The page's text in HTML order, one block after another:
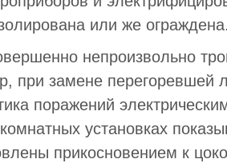
или же
непроизвольно
при замене перегоревшей
поражений
установках
прикосновени­ем к